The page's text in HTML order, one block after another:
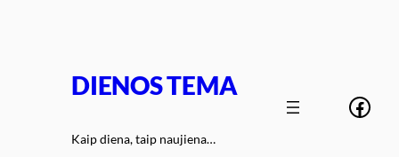
DIENOS TEMA
Kaip diena, taip naujiena…